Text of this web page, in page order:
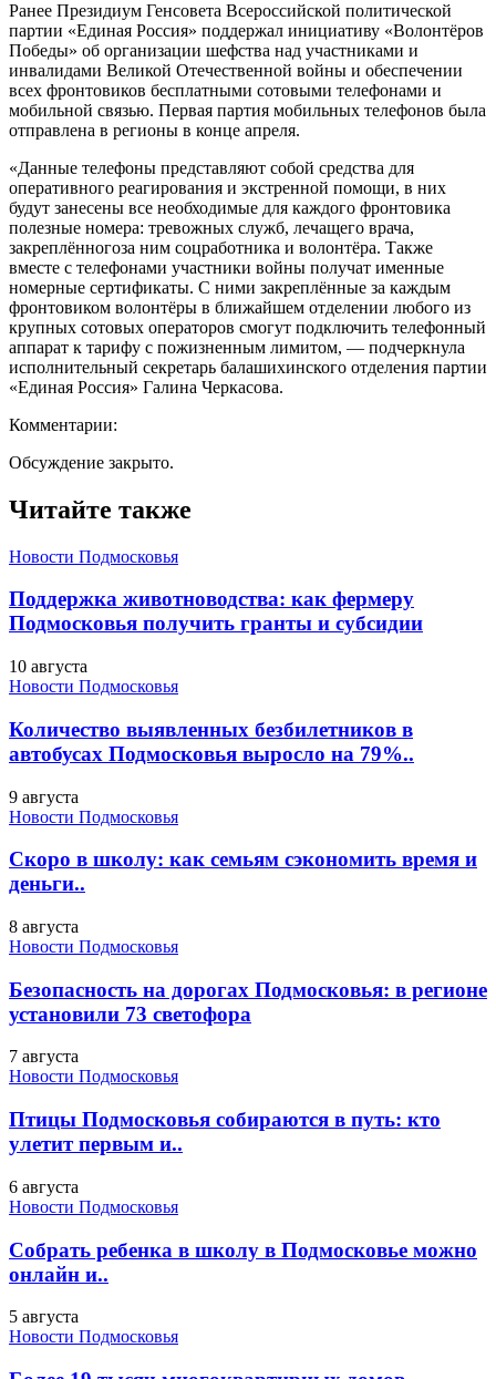
Ранее Президиум Генсовета Всероссийской политической
партии «Единая Россия» поддержал инициативу «Волонтёров
Победы» об организации шефства над участниками и
инвалидами Великой Отечественной войны и обеспечении
всех фронтовиков бесплатными сотовыми телефонами и
мобильной связью. Первая партия мобильных телефонов была
отправлена в регионы в конце апреля.
«Данные телефоны представляют собой средства для
оперативного реагирования и экстренной помощи, в них
будут занесены все необходимые для каждого фронтовика
полезные номера: тревожных служб, лечащего врача,
закреплённогоза ним соцработника и волонтёра. Также
вместе с телефонами участники войны получат именные
номерные сертификаты. С ними закреплённые за каждым
фронтовиком волонтёры в ближайшем отделении любого из
крупных сотовых операторов смогут подключить телефонный
аппарат к тарифу с пожизненным лимитом, — подчеркнула
исполнительный секретарь балашихинского отделения партии
«Единая Россия» Галина Черкасова.
Комментарии:
Обсуждение закрыто.
Читайте также
Новости Подмосковья
Поддержка животноводства: как фермеру
Подмосковья получить гранты и субсидии
10 августа
Новости Подмосковья
Количество выявленных безбилетников в
автобусах Подмосковья выросло на 79%..
9 августа
Новости Подмосковья
Скоро в школу: как семьям сэкономить время и
деньги..
8 августа
Новости Подмосковья
Безопасность на дорогах Подмосковья: в регионе
установили 73 светофора
7 августа
Новости Подмосковья
Птицы Подмосковья собираются в путь: кто
улетит первым и..
6 августа
Новости Подмосковья
Собрать ребенка в школу в Подмосковье можно
онлайн и..
5 августа
Новости Подмосковья